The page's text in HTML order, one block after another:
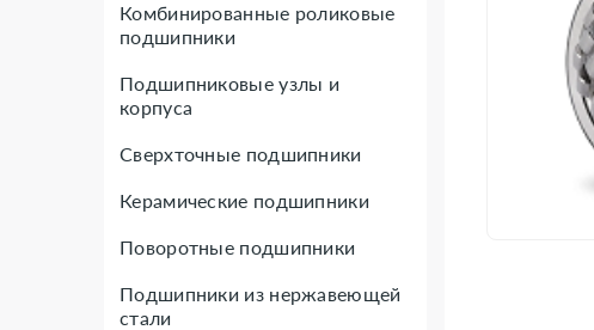
Комбинированные роликовые
подшипники
Подшипниковые узлы и
корпуса
Сверхточные подшипники
Керамические подшипники
Поворотные подшипники
Подшипники из нержавеющей
стали